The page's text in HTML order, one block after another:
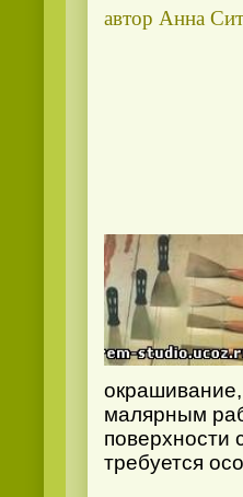
автор Анна
окрашивание,
малярным
поверхности
требуется